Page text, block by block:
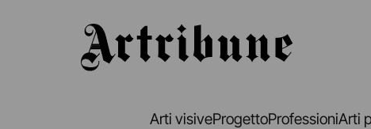
Arti visiveProgettoProfessioniArti